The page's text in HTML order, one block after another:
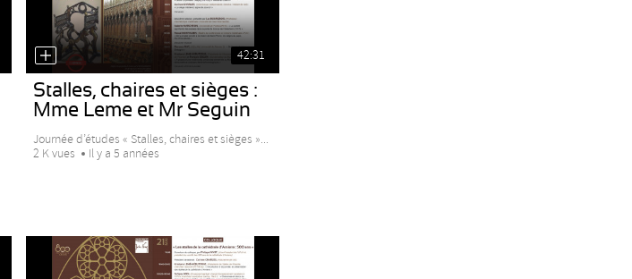
42:31
Stalles, chaires et sièges :
Mme Leme et Mr Seguin
Journée d’études « Stalles, chaires et sièges »...
2 K vues
Il y a 5 années